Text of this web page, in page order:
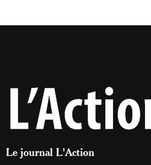
Le journal L'Action